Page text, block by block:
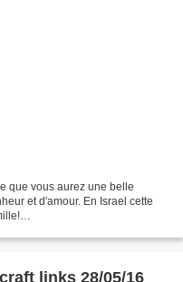
que vous aurez une belle
et d'amour. En Israel cette
links 28/05/16